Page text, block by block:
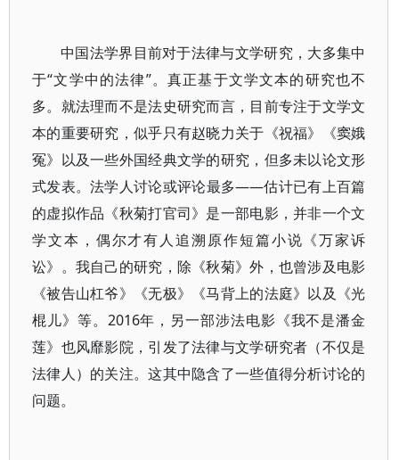
中国法学界目前对于法律与文学研究，大多集中
于“文学中的法律”。真正基于文学文本的研究也不
多。就法理而不是法史研究而言，目前专注于文学文
本的重要研究，似乎只有赵晓力关于《祝福》《窦娥
冤》以及一些外国经典文学的研究，但多未以论文形
式发表。法学人讨论或评论最多——估计已有上百篇
的虚拟作品《秋菊打官司》是一部电影，并非一个文
学文本，偶尔才有人追溯原作短篇小说《万家诉
讼》。我自己的研究，除《秋菊》外，也曾涉及电影
《被告山杠爷》《无极》《马背上的法庭》以及《光
棍儿》等。2016年，另一部涉法电影《我不是潘金
莲》也风靡影院，引发了法律与文学研究者（不仅是
法律人）的关注。这其中隐含了一些值得分析讨论的
问题。